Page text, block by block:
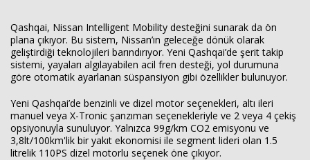
Qashqai, Nissan Intelligent Mobility desteğini sunarak da ön
plana çıkıyor. Bu sistem, Nissan’ın geleceğe dönük olarak
geliştirdiği teknolojileri barındırıyor. Yeni Qashqai’de şerit takip
sistemi, yayaları algılayabilen acil fren desteği, yol durumuna
göre otomatik ayarlanan süspansiyon gibi özellikler bulunuyor.
Yeni Qashqai’de benzinli ve dizel motor seçenekleri, altı ileri
manuel veya X-Tronic şanzıman seçenekleriyle ve 2 veya 4 çekiş
opsiyonuyla sunuluyor. Yalnızca 99g/km CO2 emisyonu ve
3,8lt/100km'lik bir yakıt ekonomisi ile segment lideri olan 1.5
litrelik 110PS dizel motorlu seçenek öne çıkıyor.